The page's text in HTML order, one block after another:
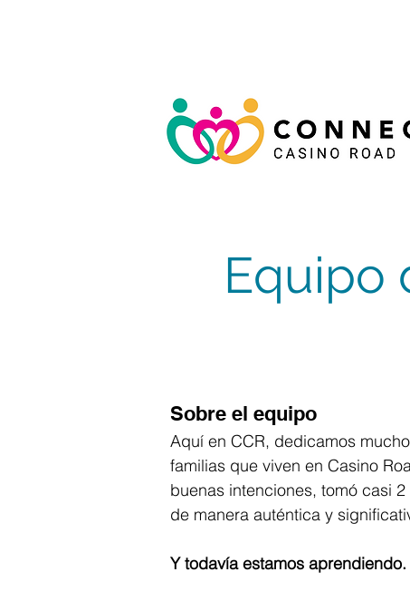
Equipo
Sobre el equipo
Aquí en CCR, dedicamos
familias que viven en Casino
buenas intenciones, tomó casi
de manera auténtica y
Y todavía estamos aprendiendo.